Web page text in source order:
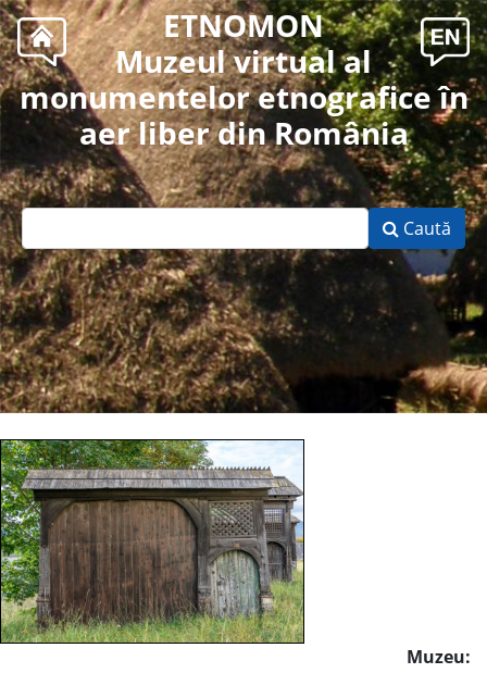
ETNOMON
Muzeul virtual al
monumentelor etnografice în
aer liber din România
Caută
Muzeu: